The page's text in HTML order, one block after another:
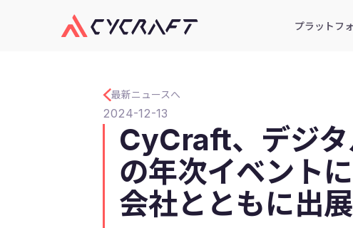
プラットフ
最新ニュースへ
2024-12-13
CyCraft、デジタ
の年次イベント
会社とともに出展